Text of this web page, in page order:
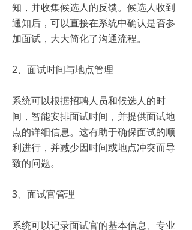
知，并收集候选人的反馈。候选人收到
通知后，可以直接在系统中确认是否参
加面试，大大简化了沟通流程。
2、面试时间与地点管理
系统可以根据招聘人员和候选人的时
间，智能安排面试时间，并提供面试地
点的详细信息。这有助于确保面试的顺
利进行，并减少因时间或地点冲突而导
致的问题。
3、面试官管理
系统可以记录面试官的基本信息、专业